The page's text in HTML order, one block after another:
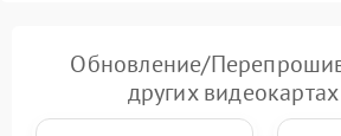
Обновление/
других